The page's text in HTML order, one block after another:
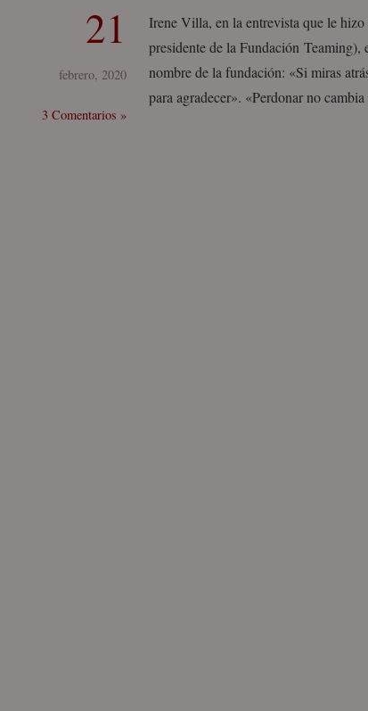
21
febrero, 2020
3 Comentarios »
Irene Villa, en la entrevista que le
presidente de la Fundación
nombre de la fundación: «Si miras
para agradecer». «Perdonar no